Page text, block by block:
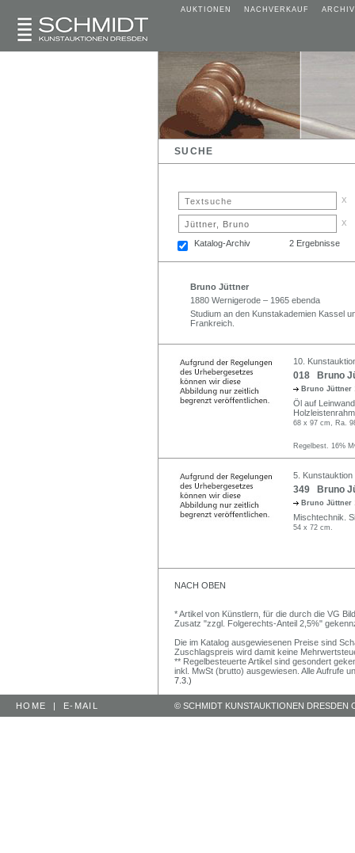
AUKTIONEN NACHVERKAUF ARCHIV
SUCHE
x
x
Katalog-Archiv 2 Ergebnisse
Bruno Jüttner
1880 Wernigerode – 1965 ebenda
Studium an den Kunstakademien Kassel
Frankreich.
10.
018 Bruno
Bruno Jüttner
Öl auf
68 x 97 cm, Ra.
Regelbest. 16%
5.
349 Bruno
Bruno Jüttner
Mischtechnik.
54 x 72 cm.
NACH OBEN
* Artikel von Künstlern, für die durch die VG
Zusatz "zzgl. Folgerechts-Anteil 2,5%"
Die im Katalog ausgewiesenen Preise sind
Zuschlagspreis wird damit keine
** Regelbesteuerte Artikel sind gesondert
inkl. MwSt (brutto) ausgewiesen. Alle Aufrufe
7.3.)
HOME | E-MAIL © SCHMIDT KUNSTAUKTIONEN DRESDEN